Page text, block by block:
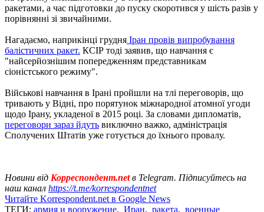
ракетами, а час підготовки до пуску скоротився у шість разів у
порівнянні зі звичайними.
Нагадаємо, наприкінці грудня Іран провів випробування
балістичних ракет. КСІР тоді заявив, що навчання є
"найсерйознішим попередженням представникам
сіоністського режиму".
Військові навчання в Ірані пройшли на тлі переговорів, що
тривають у Відні, про порятунок міжнародної атомної угоди
щодо Ірану, укладеної в 2015 році. За словами дипломатів,
переговори зараз йдуть виключно важко, адміністрація
Сполучених Штатів уже готується до їхнього провалу.
Новини від Корреспондент.netв Telegram. Підписуйтесь на
наш канал https://t.me/korrespondentnet
Читайте Korrespondent.net в Google News
ТЕГИ: армия и вооружение, Иран, ракета, военные